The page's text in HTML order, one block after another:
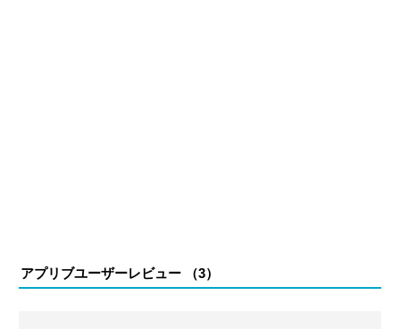
アプリブユーザーレビュー （3）